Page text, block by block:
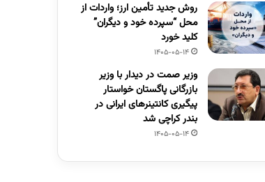
روش جدید تأمین ارز؛ واردات از
محل “سپرده خود و دیگران”
کلید خورد
1405-05-14
وزیر صمت در دیدار با وزیر
بازرگانی پاگستان خواستار
پیگیری کانتینرهای ایرانی در
بندر کراچی شد
1405-05-14